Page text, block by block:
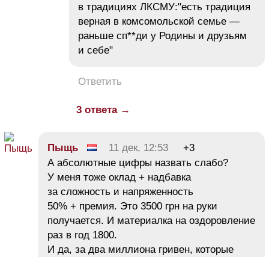
в традициях ЛКСМУ:"есть традиция
верная в комсомольской семье —
раньше сп**ди у Родины и друзьям
и себе"
Ответить
3 ответа →
Пыщь 11 дек, 12:53
+3
А абсолютные цифры назвать слабо?
У меня тоже оклад + надбавка
за сложность и напряженность
50% + премия. Это 3500 грн на руки
получается. И материалка на оздоровление
раз в год 1800.
И да, за два миллиона гривен, которые